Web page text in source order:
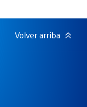
Volver arriba